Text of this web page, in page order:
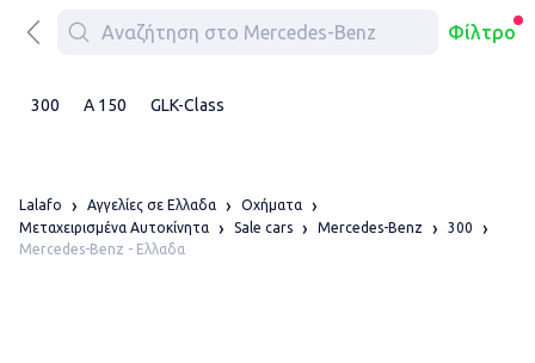
Φίλτρο
300 A 150 GLK-Class
Lalafo Αγγελίες σε Ελλαδα
Οχήματα
Μεταχειρισμένα Αυτοκίνητα
Sale cars Mercedes-Benz
300
Mercedes-Benz - Ελλαδα